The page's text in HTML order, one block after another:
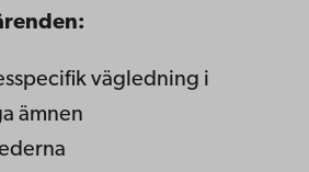
vägledning i
ämnen